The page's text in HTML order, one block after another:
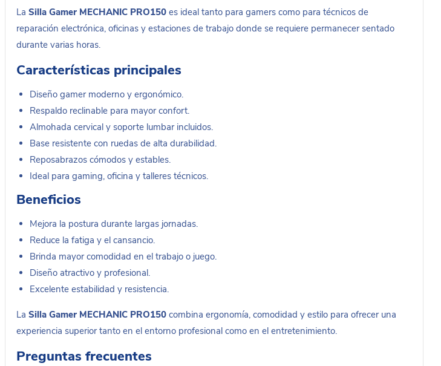
La Silla Gamer MECHANIC PRO150 es ideal tanto para gamers como para técnicos de
reparación electrónica, oficinas y estaciones de trabajo donde se requiere permanecer sentado
durante varias horas.
Características principales
Diseño gamer moderno y ergonómico.
Respaldo reclinable para mayor confort.
Almohada cervical y soporte lumbar incluidos.
Base resistente con ruedas de alta durabilidad.
Reposabrazos cómodos y estables.
Ideal para gaming, oficina y talleres técnicos.
Beneficios
Mejora la postura durante largas jornadas.
Reduce la fatiga y el cansancio.
Brinda mayor comodidad en el trabajo o juego.
Diseño atractivo y profesional.
Excelente estabilidad y resistencia.
La Silla Gamer MECHANIC PRO150 combina ergonomía, comodidad y estilo para ofrecer una
experiencia superior tanto en el entorno profesional como en el entretenimiento.
Preguntas frecuentes